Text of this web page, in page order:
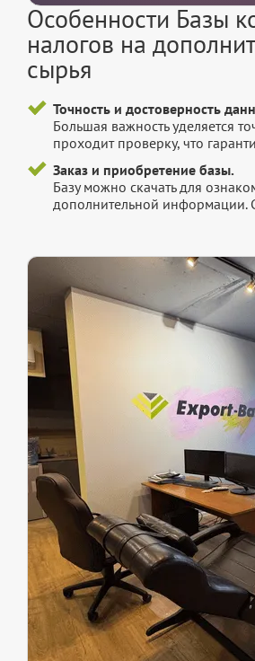
Особенности Базы
налогов на
сырья
Точность и достоверность
Большая важность уделяется
проходит проверку, что
Заказ и приобретение базы.
Базу можно скачать для
дополнительной информации.